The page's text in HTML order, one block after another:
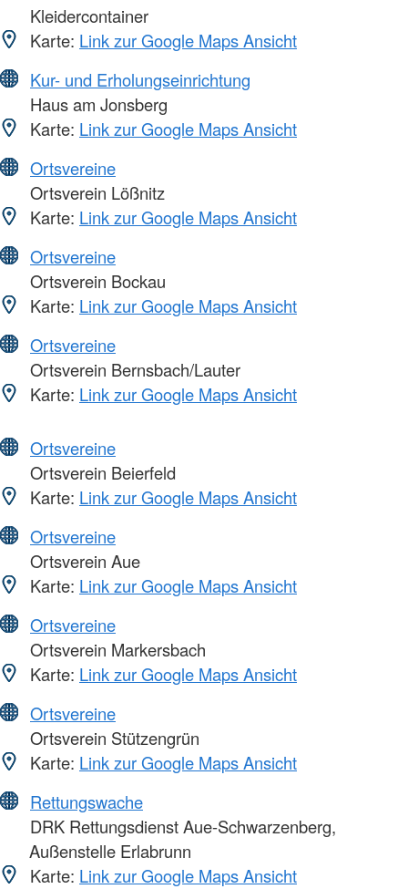
Kleidercontainer
Karte: Link zur Google Maps Ansicht
Kur- und Erholungseinrichtung
Haus am Jonsberg
Karte: Link zur Google Maps Ansicht
Ortsvereine
Ortsverein Lößnitz
Karte: Link zur Google Maps Ansicht
Ortsvereine
Ortsverein Bockau
Karte: Link zur Google Maps Ansicht
Ortsvereine
Ortsverein Bernsbach/Lauter
Karte: Link zur Google Maps Ansicht
Ortsvereine
Ortsverein Beierfeld
Karte: Link zur Google Maps Ansicht
Ortsvereine
Ortsverein Aue
Karte: Link zur Google Maps Ansicht
Ortsvereine
Ortsverein Markersbach
Karte: Link zur Google Maps Ansicht
Ortsvereine
Ortsverein Stützengrün
Karte: Link zur Google Maps Ansicht
Rettungswache
DRK Rettungsdienst Aue-Schwarzenberg,
Außenstelle Erlabrunn
Karte: Link zur Google Maps Ansicht